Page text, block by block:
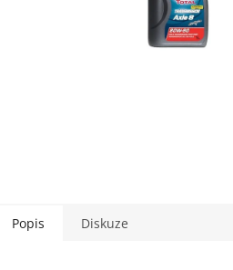
Popis Diskuze